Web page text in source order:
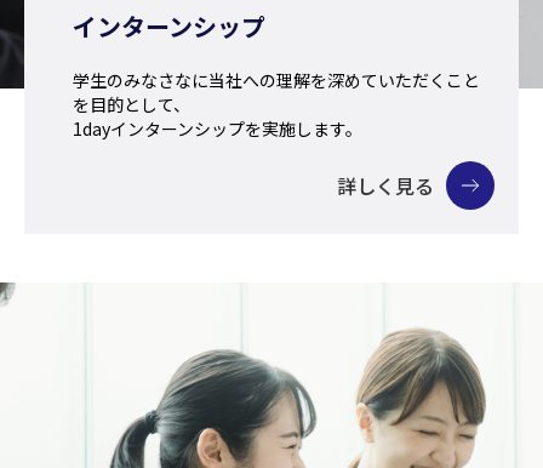
インターンシップ
学生のみなさなに当社への理解を深めていただくこと
を目的として、
1dayインターンシップを実施します。
詳しく見る